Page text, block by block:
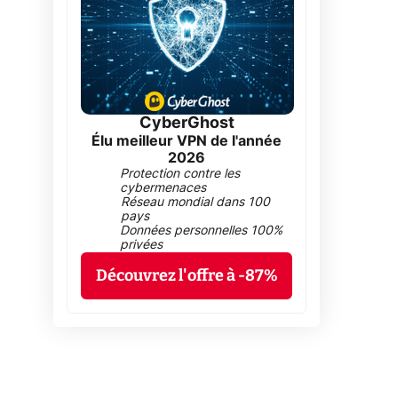
CyberGhost
Élu meilleur VPN de l'année
2026
Protection contre les
cybermenaces
Réseau mondial dans 100
pays
Données personnelles 100%
privées
Découvrez l'offre à -87%